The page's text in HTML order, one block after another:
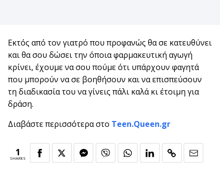
Εκτός από τον γιατρό που προφανώς θα σε κατευθύνει
και θα σου δώσει την όποια φαρμακευτική αγωγή
κρίνει, έχουμε να σου πούμε ότι υπάρχουν φαγητά
που μπορούν να σε βοηθήσουν και να επισπεύσουν
τη διαδικασία του να γίνεις πάλι καλά κι έτοιμη για
δράση.
Διαβάστε περισσότερα στο Teen.Queen.gr
1
SHARES